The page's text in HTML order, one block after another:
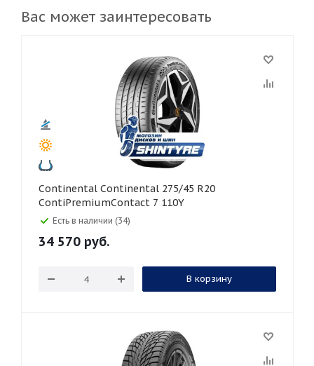
Вас может заинтересовать
Continental Continental 275/45 R20
ContiPremiumContact 7 110Y
Есть в наличии (34)
34 570 руб.
В корзину